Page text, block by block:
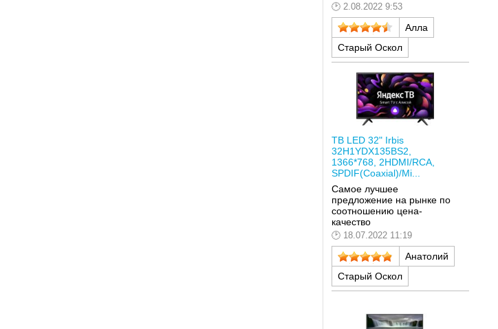
2.08.2022 9:53
Алла
Старый Оскол
ТВ LED 32" Irbis
32H1YDX135BS2,
1366*768, 2HDMI/RCA,
SPDIF(Coaxial)/Mi...
Самое лучшее
предложение на рынке по
соотношению цена-
качество
18.07.2022 11:19
Анатолий
Старый Оскол